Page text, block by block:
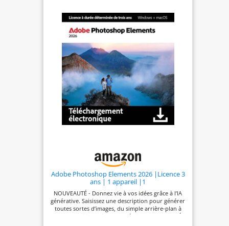
montage etc.- Plate-forme : Windows 10, Windows
Windows XL Photomontage, insérer des objets
de cachet de clone, copier et coller des objets,
studio d'impression pour album photo,
calendriers, affiches - créer des collages de photos
etc.
Adobe Photoshop Elements 2026 |Licence 3
ans | 1 appareil |1
Usager|PC/Mac|Téléchargement
NOUVEAUTÉ - Donnez vie à vos idées grâce à l’IA
générative. Saisissez une description pour générer
toutes sortes d’images, du simple arrière-plan à
des compositions riches en détails.* NOUVEAUTÉ -